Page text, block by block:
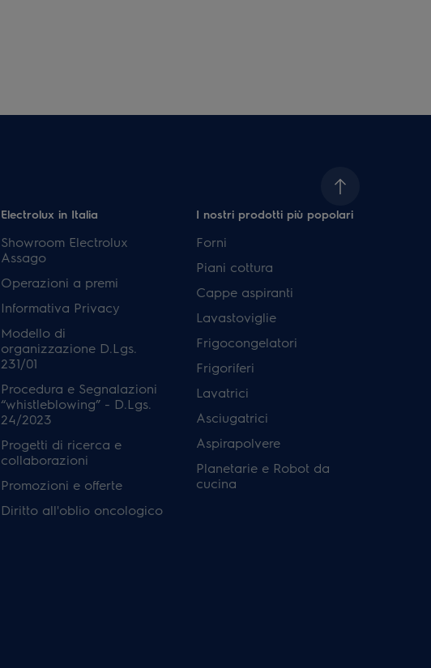
Electrolux in Italia
Showroom Electrolux
Assago
Operazioni a premi
Informativa Privacy
Modello di
organizzazione D.Lgs.
231/01
Procedura e Segnalazioni
“whistleblowing” - D.Lgs.
24/2023
Progetti di ricerca e
collaborazioni
Promozioni e offerte
Diritto all'oblio oncologico
I nostri prodotti più popolari
Forni
Piani cottura
Cappe aspiranti
Lavastoviglie
Frigocongelatori
Frigoriferi
Lavatrici
Asciugatrici
Aspirapolvere
Planetarie e Robot da
cucina